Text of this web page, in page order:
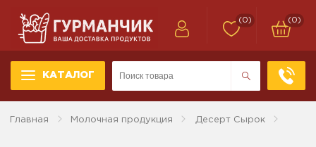
КАТАЛОГ
(0) (0)
Главная Молочная продукция Десерт Сырок